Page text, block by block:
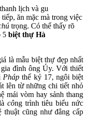
lịch và gu
ăn mặc mà trong việc
trọng. Có thể thấy rõ
5 biệt thự Hà
là mẫu biệt thự đẹp nhất
đình ông Úy. Với thiết
Phápthế kỷ 17, ngôi biệt
lên từ những chi tiết nhỏ
mái vòm hay sảnh thang
công trình tiêu biểu nức
thuật cũng như đẳng cấp